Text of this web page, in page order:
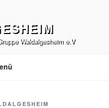
Waldalgesheim e.V